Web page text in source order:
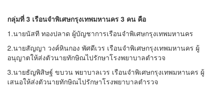
กลุ่มที่ 3 เรือนจำพิเศษกรุงเทพมหานคร 3 คน คือ
1.นายนัสที ทองปลาด ผู้บัญชาการเรือนจำพิเศษกรุงเทพมหานคร
2.นายสัญญา วงค์หินกอง พัศดีเวร เรือนจำพิเศษกรุงเทพมหานคร ผู้
อนุญาตให้ส่งตัวนายทักษิณไปรักษาโรงพยาบาลตำรวจ
3.นายธัญพิสิษฐ์ ขบวน พยาบาลเวร เรือนจำพิเศษกรุงเทพมหานคร ผู้
เสนอให้ส่งตัวนายทักษิณไปรักษาโรงพยาบาลตำรวจ